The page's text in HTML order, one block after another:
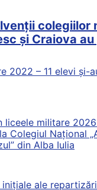
și Craiova
2022 – 11 elevi
liceele militare
Național
din Alba Iulia
ale